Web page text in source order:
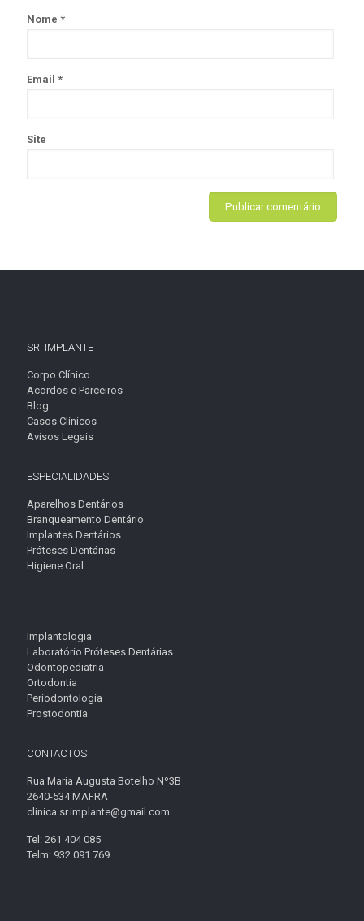
Nome *
Email *
Site
SR. IMPLANTE
Corpo Clínico
Acordos e Parceiros
Blog
Casos Clínicos
Avisos Legais
ESPECIALIDADES
Aparelhos Dentários
Branqueamento Dentário
Implantes Dentários
Próteses Dentárias
Higiene Oral
Implantologia
Laboratório Próteses Dentárias
Odontopediatria
Ortodontia
Periodontologia
Prostodontia
CONTACTOS
Rua Maria Augusta Botelho Nº3B
2640-534 MAFRA
clinica.sr.implante@gmail.com
Tel: 261 404 085
Telm: 932 091 769